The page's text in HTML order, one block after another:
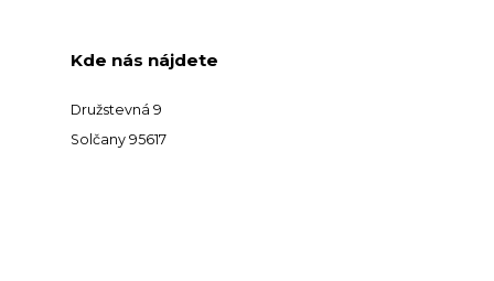
Kde nás nájdete
Družstevná 9
Solčany 95617